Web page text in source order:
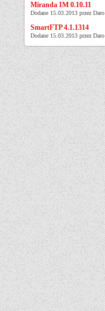
Miranda IM 0.10.11
Dodane 15.03.2013 przez Daro
SmartFTP 4.1.1314
Dodane 15.03.2013 przez Daro